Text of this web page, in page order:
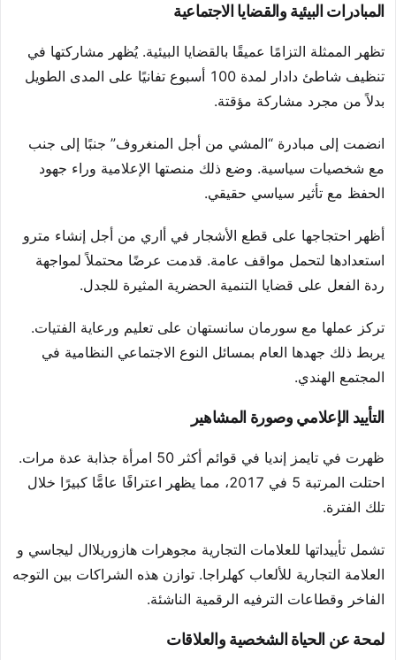
المبادرات البيئية والقضايا الاجتماعية
تظهر الممثلة التزامًا عميقًا بالقضايا البيئية. يُظهر مشاركتها في
تنظيف شاطئ دادار لمدة 100 أسبوع تفانيًا على المدى الطويل
بدلاً من مجرد مشاركة مؤقتة.
انضمت إلى مبادرة “المشي من أجل المنغروف” جنبًا إلى جنب
مع شخصيات سياسية. وضع ذلك منصتها الإعلامية وراء جهود
الحفظ مع تأثير سياسي حقيقي.
أظهر احتجاجها على قطع الأشجار في أاري من أجل إنشاء مترو
استعدادها لتحمل مواقف عامة. قدمت عرضًا محتملاً لمواجهة
ردة الفعل على قضايا التنمية الحضرية المثيرة للجدل.
تركز عملها مع سورمان سانستهان على تعليم ورعاية الفتيات.
يربط ذلك جهدها العام بمسائل النوع الاجتماعي النظامية في
المجتمع الهندي.
التأييد الإعلامي وصورة المشاهير
ظهرت في تايمز إنديا في قوائم أكثر 50 امرأة جذابة عدة مرات.
احتلت المرتبة 5 في 2017، مما يظهر اعترافًا عامًّا كبيرًا خلال
تلك الفترة.
تشمل تأييداتها للعلامات التجارية مجوهرات هازوريلاال ليجاسي و
العلامة التجارية للألعاب كهلراجا. توازن هذه الشراكات بين التوجه
الفاخر وقطاعات الترفيه الرقمية الناشئة.
لمحة عن الحياة الشخصية والعلاقات